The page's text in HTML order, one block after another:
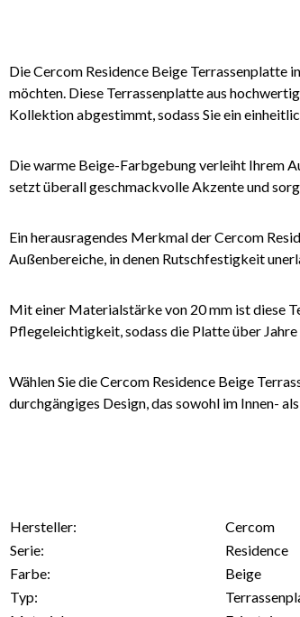
Die Cercom Residence Beige Terrassenplatte
möchten. Diese Terrassenplatte aus
Kollektion abgestimmt, sodass Sie ein
Die warme Beige-Farbgebung verleiht Ihrem
setzt überall geschmackvolle Akzente und
Ein herausragendes Merkmal der Cercom
Außenbereiche, in denen Rutschfestigkeit
Mit einer Materialstärke von 20 mm ist diese
Pflegeleichtigkeit, sodass die Platte über
Wählen Sie die Cercom Residence Beige
durchgängiges Design, das sowohl im Innen-
Hersteller:
Cercom
Serie:
Residence
Farbe:
Beige
Typ: